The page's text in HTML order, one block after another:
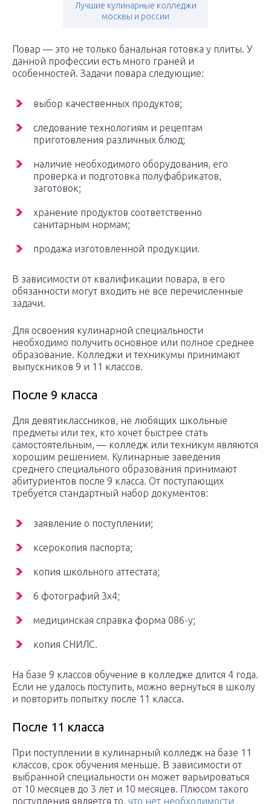
Лучшие кулинарные колледжи
москвы и россии
Повар — это не только банальная готовка у плиты. У
данной профессии есть много граней и
особенностей. Задачи повара следующие:
выбор качественных продуктов;
следование технологиям и рецептам
приготовления различных блюд;
наличие необходимого оборудования, его
проверка и подготовка полуфабрикатов,
заготовок;
хранение продуктов соответственно
санитарным нормам;
продажа изготовленной продукции.
В зависимости от квалификации повара, в его
обязанности могут входить не все перечисленные
задачи.
Для освоения кулинарной специальности
необходимо получить основное или полное среднее
образование. Колледжи и техникумы принимают
выпускников 9 и 11 классов.
После 9 класса
Для девятиклассников, не любящих школьные
предметы или тех, кто хочет быстрее стать
самостоятельным, — колледж или техникум являются
хорошим решением. Кулинарные заведения
среднего специального образования принимают
абитуриентов после 9 класса. От поступающих
требуется стандартный набор документов:
заявление о поступлении;
ксерокопия паспорта;
копия школьного аттестата;
6 фотографий 3х4;
медицинская справка форма 086-у;
копия СНИЛС.
На базе 9 классов обучение в колледже длится 4 года.
Если не удалось поступить, можно вернуться в школу
и повторить попытку после 11 класса.
После 11 класса
При поступлении в кулинарный колледж на базе 11
классов, срок обучения меньше. В зависимости от
выбранной специальности он может варьироваться
от 10 месяцев до 3 лет и 10 месяцев. Плюсом такого
поступления является то, что нет необходимости